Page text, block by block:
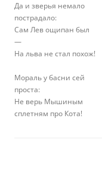
Да и зверья немало
пострадало:
Сам Лев ощипан был
—
На льва не стал похож!
Мораль у басни сей
проста:
Не верь Мышиным
сплетням про Кота!